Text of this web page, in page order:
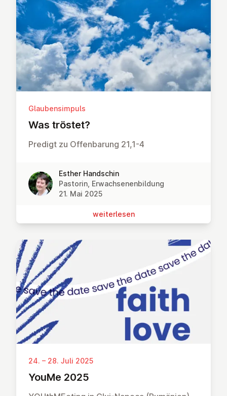
Glaubensimpuls
Was tröstet?
Predigt zu Offenbarung 21,1-4
Esther Handschin
Pastorin, Erwachsenenbildung
21. Mai 2025
wei­ter­le­sen
24. – 28. Juli 2025
YouMe 2025